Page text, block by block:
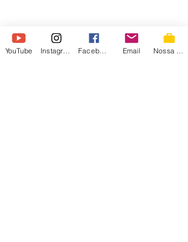
YouTube Email